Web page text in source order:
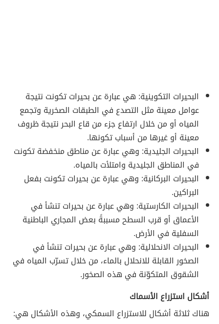
البحيرات التكوينية: هي عبارة عن بحيرات تكونت نتيجة
عوامل معينة مثل التصدع في الطبقات الصخرية وتجمع
المياه أو من خلال ارتفاع جزء من قاع البحر نتيجة ظروف
معينة أو غيرها من أسباب تكونها.
البحيرات الجليدية: وهي عبارة عن مناطق منخفضة تكونت
في المناطق الجليدية وامتلأت بالمياه.
البحيرات البركانية: وهي عبارة عن بحيرات تكونت بفعل
البراكين.
البحيرات الكارستية: وهي عبارة عن بحيرات تنشأ في
الأعماق أو قرب السطح مسببةً بعض المجاري الباطنية
السفلية في الأرض.
البحيرات الانحلالية: وهي عبارة عن بحيرات تنشأ في
الصخور القابلة للانحلال بالماء، من خلال تسرّب المياه في
الشقوق المتكوّنة في هذه الصخور.
أشكال استزراع الأسماك
هناك ثلاثة أشكال للاستزراع السمكي، وهذه الأشكال هي: